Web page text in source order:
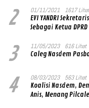
2 01/11/2021 1617 Lihat
EVI YANDRI
Sebagai Ketua
3 11/05/2023 616 Lihat
Caleg Nasdem
4 08/03/2023 563 Lihat
Koalisi Nasdem,
Anis, Menang